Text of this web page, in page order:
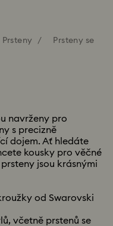
Prsteny
Prsteny se
navrženy pro
s precizně
dojem. Ať hledáte
kousky pro věčné
jsou krásnými
od Swarovski
včetně prstenů se